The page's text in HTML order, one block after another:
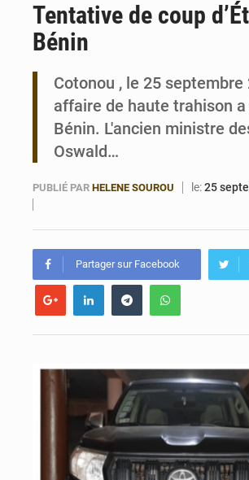
Tentative de coup
Bénin
Cotonou , le 25 septembre
affaire de haute trahison
Bénin. L'ancien ministre
Oswald…
PUBLIÉ PAR HELENE SOUROU le:25
Partager sur Facebook